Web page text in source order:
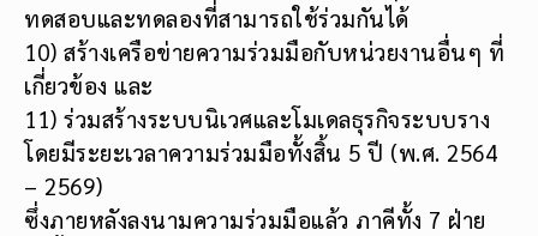
ทดสอบและทดลองที่สามารถใช้ร่วมกันได้
10) สร้างเครือข่ายความร่วมมือกับหน่วยงานอื่นๆ ที่
เกี่ยวข้อง และ
11) ร่วมสร้างระบบนิเวศและโมเดลธุรกิจระบบราง
โดยมีระยะเวลาความร่วมมือทั้งสิ้น 5 ปี (พ.ศ. 2564
– 2569)
ซึ่งภายหลังลงนามความร่วมมือแล้ว ภาคีทั้ง 7 ฝ่าย